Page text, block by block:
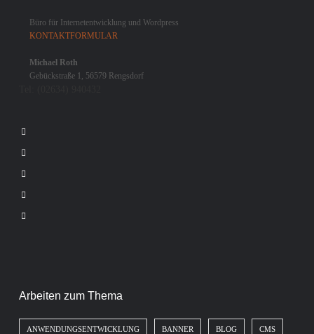
Büro für Internetentwicklung und Wordpress
KONTAKTFORMULAR
Michael Roth
Gebückstraße 1, 56579 Rengsdorf
Arbeiten zum Thema
ANWENDUNGSENTWICKLUNG BANNER BLOG CMS